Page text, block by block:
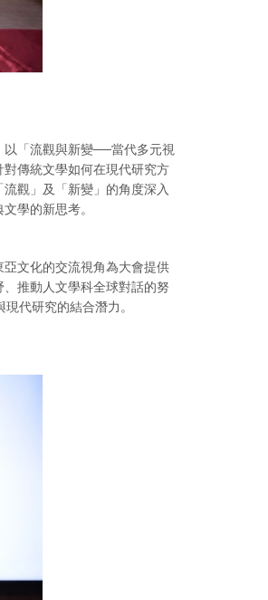
「流觀與新變──當代多元視
傳統文學如何在現代研究方
觀」及「新變」的角度深入
學的新思考。
文化的交流視角為大會提供
推動人文學科全球對話的努
代研究的結合潛力。